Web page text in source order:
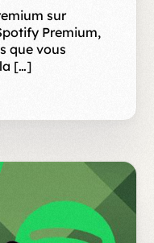
sur
Premium,
que vous
[…]